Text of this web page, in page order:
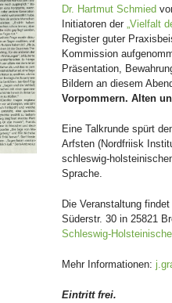
Dr. Hartmut Schmied
Initiatoren der„Vielfalt
Register guter
Kommission
Präsentation,
Bildern an diesem
Vorpommern. Alten
Eine Talkrunde spürt
Arfsten (Nordfriisk
schleswig-
Sprache.
Die Veranstaltung
Süderstr. 30 in 25821
Schleswig-
Mehr Informationen:
Eintritt frei.